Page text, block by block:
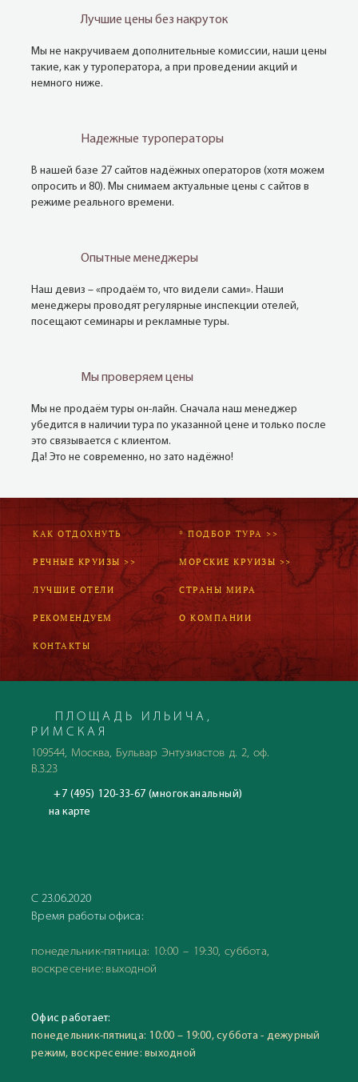
Лучшие цены без накруток
Мы не накручиваем дополнительные комиссии, наши цены
такие, как у туроператора, а при проведении акций и
немного ниже.
Надежные туроператоры
В нашей базе 27 сайтов надёжных операторов (хотя можем
опросить и 80). Мы снимаем актуальные цены с сайтов в
режиме реального времени.
Опытные менеджеры
Наш девиз – «продаём то, что видели сами». Наши
менеджеры проводят регулярные инспекции отелей,
посещают семинары и рекламные туры.
Мы проверяем цены
Мы не продаём туры он-лайн. Сначала наш менеджер
убедится в наличии тура по указанной цене и только после
это связывается с клиентом.
Да! Это не современно, но зато надёжно!
КАК ОТДОХНУТЬ * ПОДБОР ТУРА >>
РЕЧНЫЕ КРУИЗЫ >> МОРСКИЕ КРУИЗЫ >>
ЛУЧШИЕ ОТЕЛИ СТРАНЫ МИРА
РЕКОМЕНДУЕМ О КОМПАНИИ
КОНТАКТЫ
ПЛОЩАДЬ ИЛЬИЧА,
РИМСКАЯ
109544, Москва, Бульвар Энтузиастов д. 2, оф.
В.3.23
+7 (495) 120-33-67 (многоканальный)
на карте
С 23.06.2020
Время работы офиса:
понедельник-пятница: 10:00 – 19:30, суббота,
воскресение: выходной
Офис работает:
понедельник-пятница: 10:00 – 19:00, суббота - дежурный
режим, воскресение: выходной